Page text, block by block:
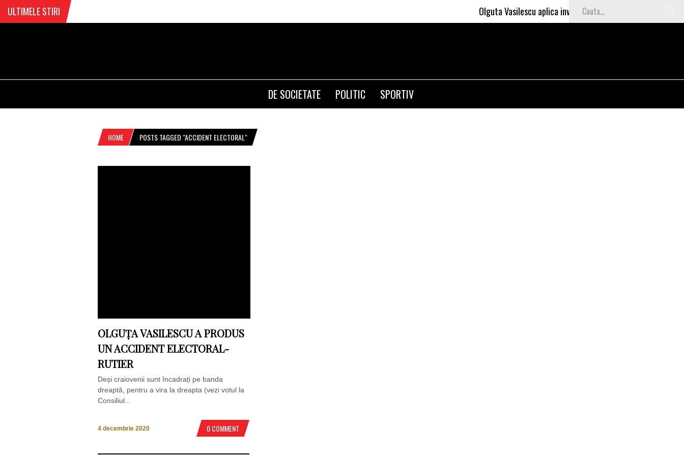
ULTIMELE STIRI Olguta Vasilescu aplica invataturile lui Nea Marin: somajul
DE SOCIETATE POLITIC SPORTIV
HOME POSTS TAGGED "ACCIDENT ELECTORAL"
OLGUȚA VASILESCU A PRODUS
UN ACCIDENT ELECTORAL-
RUTIER
Deși craiovenii sunt încadrați pe banda
dreaptă, pentru a vira la dreapta (vezi votul la
Consiliul...
4 decembrie 2020 0 COMMENT